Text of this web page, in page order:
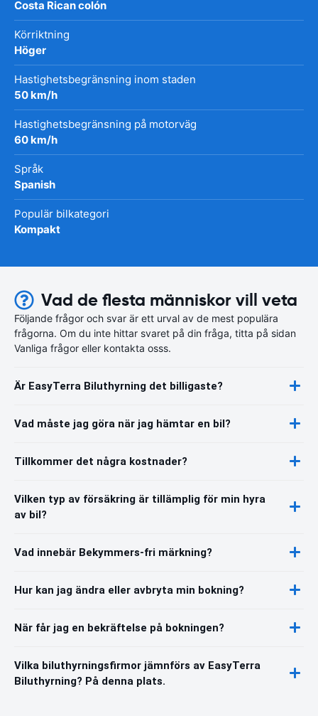
Costa Rican colón
Körriktning
Höger
Hastighetsbegränsning inom staden
50 km/h
Hastighetsbegränsning på motorväg
60 km/h
Språk
Spanish
Populär bilkategori
Kompakt
Vad de flesta människor vill veta
Följande frågor och svar är ett urval av de mest populära
frågorna. Om du inte hittar svaret på din fråga, titta på sidan
Vanliga frågor eller kontakta osss.
Är EasyTerra Biluthyrning det billigaste?
Vad måste jag göra när jag hämtar en bil?
Tillkommer det några kostnader?
Vilken typ av försäkring är tillämplig för min hyra
av bil?
Vad innebär Bekymmers-fri märkning?
Hur kan jag ändra eller avbryta min bokning?
När får jag en bekräftelse på bokningen?
Vilka biluthyrningsfirmor jämnförs av EasyTerra
Biluthyrning? På denna plats.